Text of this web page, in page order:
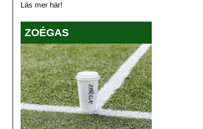
Läs mer här!
ZOÉGAS